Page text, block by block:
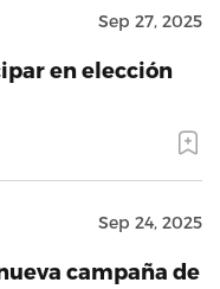
Sep 27, 2025
en elección
Sep 24, 2025
campaña de